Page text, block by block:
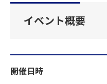
イベント概要
開催日時